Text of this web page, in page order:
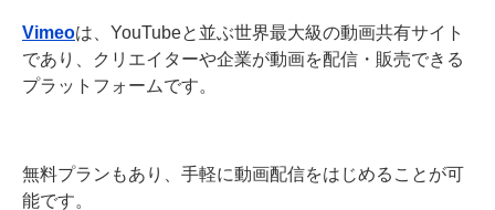
Vimeoは、YouTubeと並ぶ世界最大級の動画共有サイト
であり、クリエイターや企業が動画を配信・販売できる
プラットフォームです。
無料プランもあり、手軽に動画配信をはじめることが可
能です。